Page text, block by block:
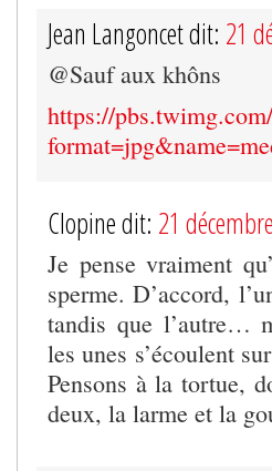
Jean Langoncet dit: 21
@Sauf aux khôns
https://
Clopine dit: 21
Je pense vraiment
sperme. D’accord,
tandis que l’autre…
les unes s’écoulent
Pensons à la tortue,
deux, la larme et la